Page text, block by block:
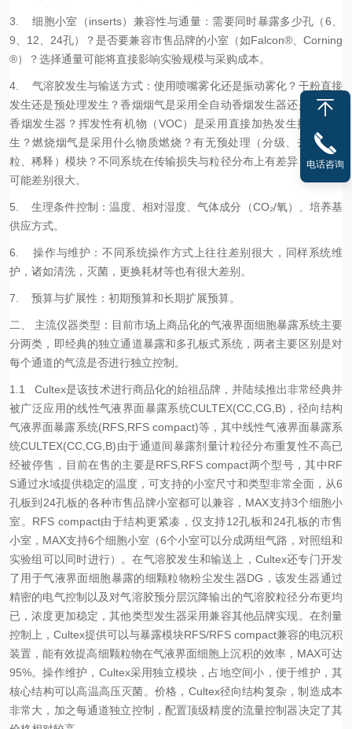
3. 细胞小室（inserts）兼容性与通量：需要同时暴露多少孔（6、
9、12、24孔）？是否要兼容市售品牌的小室（如Falcon®、Corning
®）？选择通量可能将直接影响实验规模与采购成本。
4. 气溶胶发生与输送方式：使用喷嘴雾化还是振动雾化？干粉直接
发生还是预处理发生？香烟烟气是采用全自动香烟发生器还是半自动
香烟发生器？挥发性有机物（VOC）是采用直接加热发生挥发性发
生？燃烧烟气是采用什么物质燃烧？有无预处理（分级、去除大颗
粒、稀释）模块？不同系统在传输损失与粒径分布上有差异，价格也
可能差别很大。
5. 生理条件控制：温度、相对湿度、气体成分（CO₂/氧）、培养基
供应方式。
6. 操作与维护：不同系统操作方式上往往差别很大，同样系统维
护，诸如清洗，灭菌，更换耗材等也有很大差别。
7. 预算与扩展性：初期预算和长期扩展预算。
二、 主流仪器类型：目前市场上商品化的气液界面细胞暴露系统主要
分两类，即经典的独立通道暴露和多孔板式系统，两者主要区别是对
每个通道的气流是否进行独立控制。
1.1 Cultex是该技术进行商品化的始祖品牌，并陆续推出非常经典并
被广泛应用的线性气液界面暴露系统CULTEX(CC,CG,B)，径向结构
气液界面暴露系统(RFS,RFS compact)等，其中线性气液界面暴露系
统CULTEX(CC,CG,B)由于通道间暴露剂量计粒径分布重复性不高已
经被停售，目前在售的主要是RFS,RFS compact两个型号，其中RF
S通过水域提供稳定的温度，可支持的小室尺寸和类型非常全面，从6
孔板到24孔板的各种市售品牌小室都可以兼容，MAX支持3个细胞小
室。RFS compact由于结构更紧凑，仅支持12孔板和24孔板的市售
小室，MAX支持6个细胞小室（6个小室可以分成两组气路，对照组和
实验组可以同时进行）。在气溶胶发生和输送上，Cultex还专门开发
了用于气液界面细胞暴露的细颗粒物粉尘发生器DG，该发生器通过
精密的电气控制以及对气溶胶预分层沉降输出的气溶胶粒径分布更均
已，浓度更加稳定，其他类型发生器采用兼容其他品牌实现。在剂量
控制上，Cultex提供可以与暴露模块RFS/RFS compact兼容的电沉积
装置，能有效提高细颗粒物在气液界面细胞上沉积的效率，MAX可达
95%。操作维护，Cultex采用独立模块，占地空间小，便于维护，其
核心结构可以高温高压灭菌。价格，Cultex径向结构复杂，制造成本
非常大，加之每通道独立控制，配置顶级精度的流量控制器决定了其
电话咨询